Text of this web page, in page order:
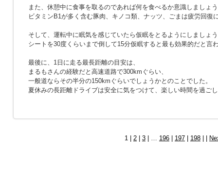
また、休憩中に食事を取るのであれば何を食べるか意識しましょ
ビタミンB1が多く含む豚肉、キノコ類、ナッツ、ごまは疲労回復
そして、運転中に眠気を感じていたら仮眠をとるようにしましょ
シートを30度くらいまで倒して15分仮眠すると最も効果的だと言
最後に、1日に走る最長距離の目安は、
まるもさんの経験だと高速道路で300kmぐらい、
一般道ならその半分の150kmぐらいでしょうかとのことでした。
夏休みの長距離ドライブは安全に気をつけて、楽しい時間を過ご
1 | 2 3 | … 196 197 198